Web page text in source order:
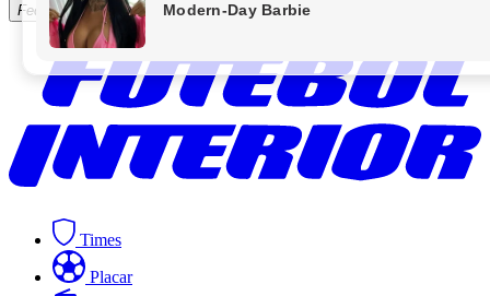
Fechar Menu
Times
Placar